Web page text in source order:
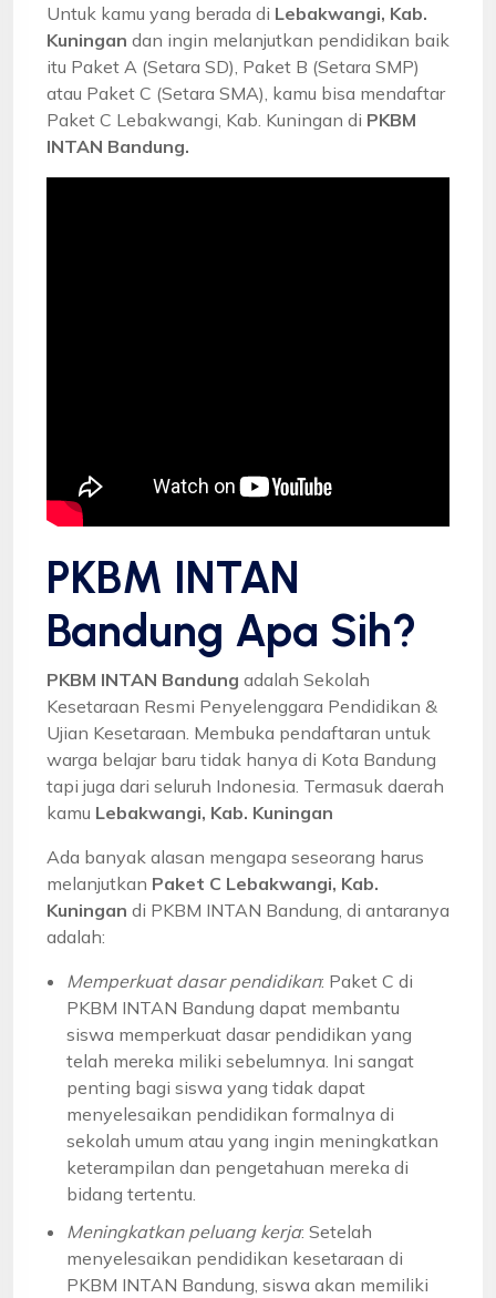
Untuk kamu yang berada di Lebakwangi, Kab.
Kuningan dan ingin melanjutkan pendidikan baik
itu Paket A (Setara SD), Paket B (Setara SMP)
atau Paket C (Setara SMA), kamu bisa mendaftar
Paket C Lebakwangi, Kab. Kuningan di PKBM
INTAN Bandung.
PKBM INTAN
Bandung Apa Sih?
PKBM INTAN Bandung adalah Sekolah
Kesetaraan Resmi Penyelenggara Pendidikan &
Ujian Kesetaraan. Membuka pendaftaran untuk
warga belajar baru tidak hanya di Kota Bandung
tapi juga dari seluruh Indonesia. Termasuk daerah
kamu Lebakwangi, Kab. Kuningan
Ada banyak alasan mengapa seseorang harus
melanjutkan Paket C Lebakwangi, Kab.
Kuningan di PKBM INTAN Bandung, di antaranya
adalah:
Memperkuat dasar pendidikan: Paket C di
PKBM INTAN Bandung dapat membantu
siswa memperkuat dasar pendidikan yang
telah mereka miliki sebelumnya. Ini sangat
penting bagi siswa yang tidak dapat
menyelesaikan pendidikan formalnya di
sekolah umum atau yang ingin meningkatkan
keterampilan dan pengetahuan mereka di
bidang tertentu.
Meningkatkan peluang kerja: Setelah
menyelesaikan pendidikan kesetaraan di
PKBM INTAN Bandung, siswa akan memiliki